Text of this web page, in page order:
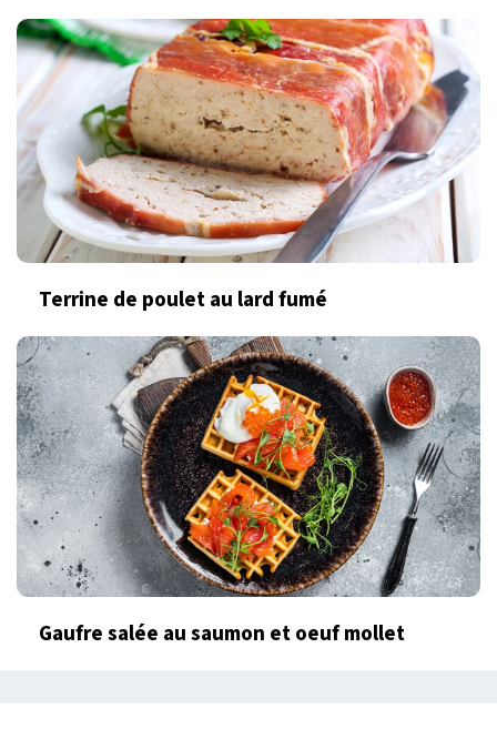
Terrine de poulet au lard fumé
Gaufre salée au saumon et oeuf mollet